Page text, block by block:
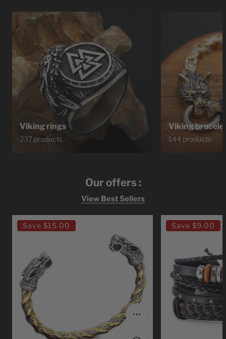
Viking rings
237 products
Viking
144 products
Our offers :
View Best Sellers
Ragnar
Bracelet
Save $15.00
Choose options
Bracelet
Viking
Save $9.00